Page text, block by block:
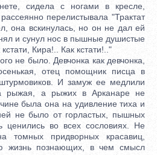
сидела с ногами в кресле,
перелистывала "Трактат
она вскинулась, но он не дал ей
и сунул нос в пышные душистые
Кира!.. Как кстати!.."
не было. Девчонка как девчонка,
отец помощник писца в
И замуж ее медлили
рыжая, а рыжих в Арканаре не
была она на удивление тиха и
не было от горластых, пышных
ценились во всех сословиях. Не
придворных красавиц,
жизнь познающих, в чем смысл